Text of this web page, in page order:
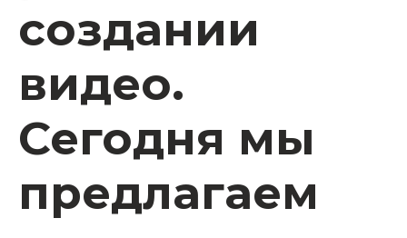
создании
видео.
Сегодня мы
предлагаем